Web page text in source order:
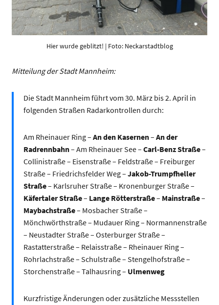
Hier wurde geblitzt! | Foto: Neckarstadtblog
Mitteilung der Stadt Mannheim:
Die Stadt Mannheim führt vom 30. März bis 2. April in
folgenden Straßen Radarkontrollen durch:
Am Rheinauer Ring – An den Kasernen– An der
Radrennbahn– Am Rheinauer See – Carl-Benz Straße–
Collinistraße – Eisenstraße – Feldstraße – Freiburger
Straße – Friedrichsfelder Weg – Jakob-Trumpfheller
Straße– Karlsruher Straße – Kronenburger Straße –
Käfertaler Straße– Lange Rötterstraße– Mainstraße–
Maybachstraße– Mosbacher Straße –
Mönchwörthstraße – Mudauer Ring – Normannenstraße
– Neustadter Straße – Osterburger Straße –
Rastatterstraße – Relaisstraße – Rheinauer Ring –
Rohrlachstraße – Schulstraße – Stengelhofstraße –
Storchenstraße – Talhausring – Ulmenweg
Kurzfristige Änderungen oder zusätzliche Messstellen